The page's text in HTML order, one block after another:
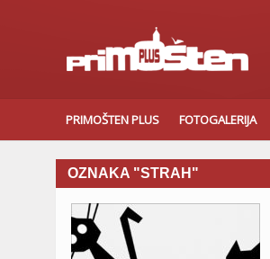
PRIMOŠTEN PLUS FOTOGALERIJA
OZNAKA "STRAH"